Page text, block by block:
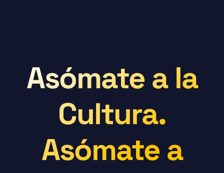
Asómate a la
Cultura.
Asómate a